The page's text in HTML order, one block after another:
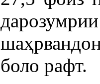
боло рафт.